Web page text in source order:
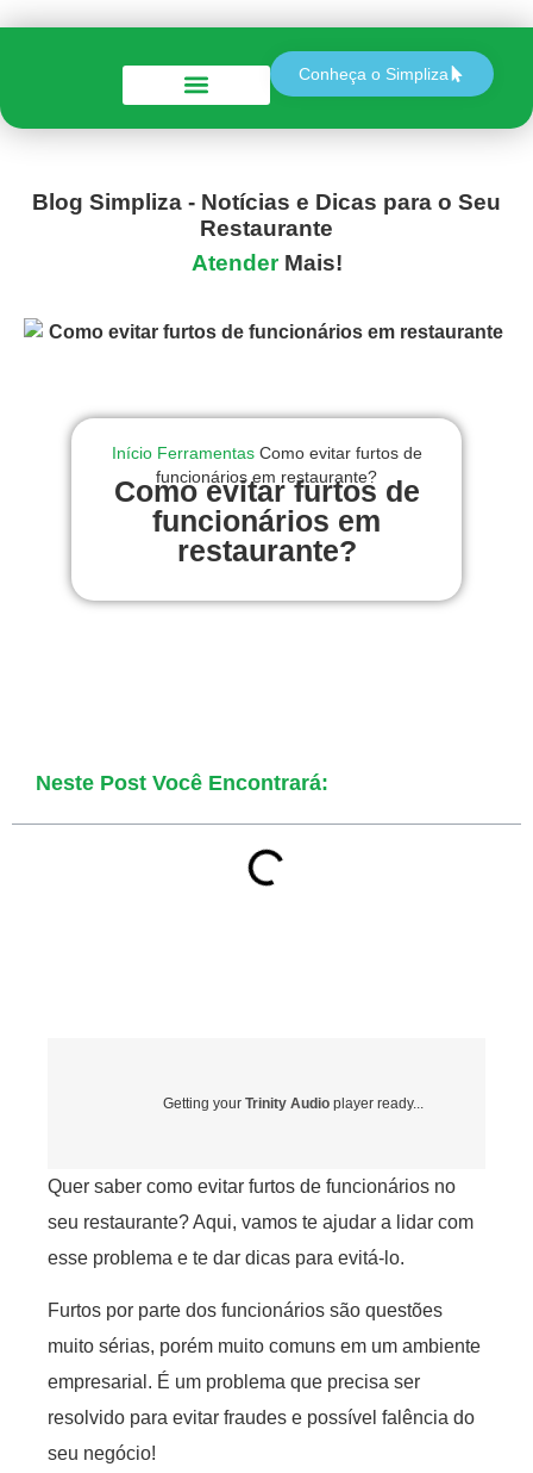
Conheça o Simpliza
Blog Simpliza - Notícias e Dicas para o Seu
Restaurante
Atender Mais!
Início Ferramentas Como evitar furtos de
funcionários em restaurante?
Como evitar furtos de
funcionários em
restaurante?
Neste Post Você Encontrará:
Getting your Trinity Audio player ready...
Quer saber como evitar furtos de funcionários no
seu restaurante? Aqui, vamos te ajudar a lidar com
esse problema e te dar dicas para evitá-lo.
Furtos por parte dos funcionários são questões
muito sérias, porém muito comuns em um ambiente
empresarial. É um problema que precisa ser
resolvido para evitar fraudes e possível falência do
seu negócio!